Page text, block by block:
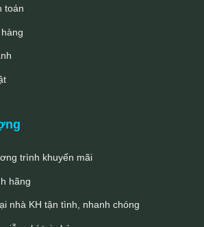
toán
trình khuyến mãi
hãng
nhà KH tận tình, nhanh chóng